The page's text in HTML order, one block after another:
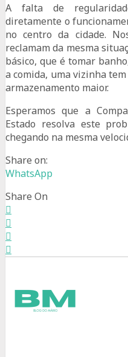
A falta de
diretamente o
no centro da cidade.
reclamam da mesma
básico, que é tomar
a comida, uma vizinha
armazenamento maior.
Esperamos que a
Estado resolva este
chegando na mesma
Share on:
WhatsApp
Share On